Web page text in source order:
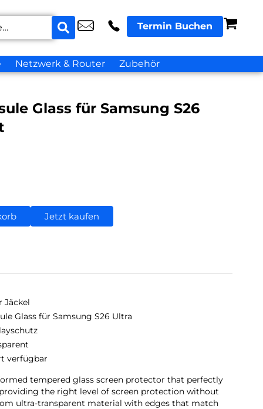
Termin Buchen
Netzwerk & Router Zubehör
Glass für Samsung S26
Jetzt kaufen
Jäckel
Glass für Samsung S26 Ultra
verfügbar
tempered glass screen protector that perfectly
the right level of screen protection without
ultra-transparent material with edges that match